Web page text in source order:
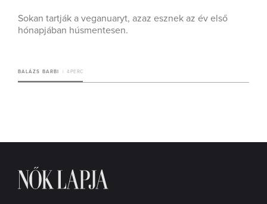
Sokan tartják a veganuaryt, azaz esznek az év első
hónapjában húsmentesen.
BALÁZS BARBI 4 PERC